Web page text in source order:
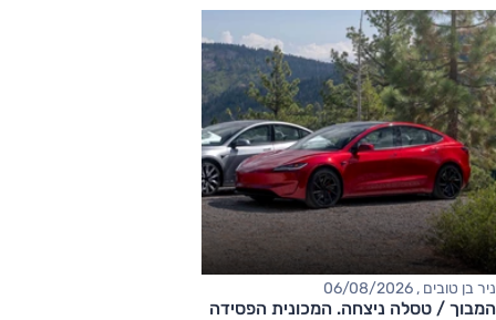
ניר בן טובים , 06/08/2026
המבוך / טסלה ניצחה. המכונית הפסידה